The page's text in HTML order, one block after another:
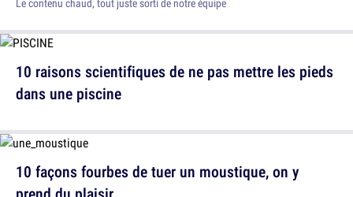
Le contenu chaud, tout juste sorti de notre équipe
10 raisons scientifiques de ne pas mettre les pieds
dans une piscine
10 façons fourbes de tuer un moustique, on y